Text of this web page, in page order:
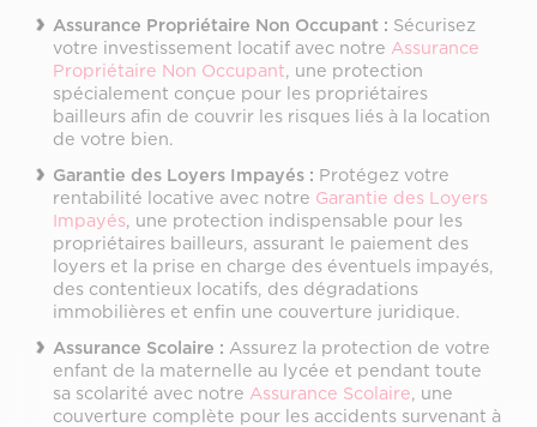
Assurance Propriétaire Non Occupant : Sécurisez
votre investissement locatif avec notre Assurance
Propriétaire Non Occupant , une protection
spécialement conçue pour les propriétaires
bailleurs afin de couvrir les risques liés à la location
de votre bien.
Garantie des Loyers Impayés : Protégez votre
rentabilité locative avec notre Garantie des Loyers
Impayés , une protection indispensable pour les
propriétaires bailleurs, assurant le paiement des
loyers et la prise en charge des éventuels impayés,
des contentieux locatifs, des dégradations
immobilières et enfin une couverture juridique.
Assurance Scolaire : Assurez la protection de votre
enfant de la maternelle au lycée et pendant toute
sa scolarité avec notre Assurance Scolaire , une
couverture complète pour les accidents survenant à